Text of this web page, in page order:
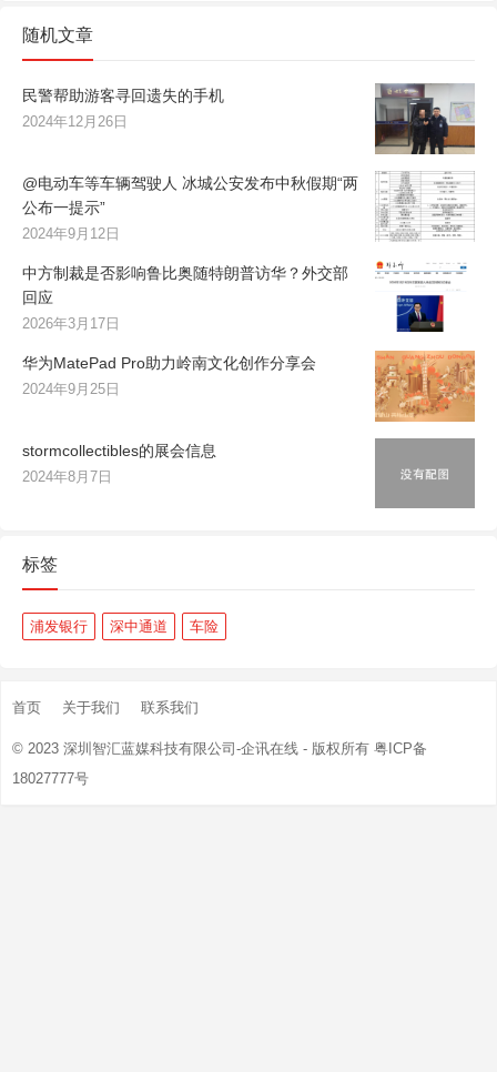
随机文章
民警帮助游客寻回遗失的手机
2024年12月26日
@电动车等车辆驾驶人 冰城公安发布中秋假期“两
公布一提示”
2024年9月12日
中方制裁是否影响鲁比奥随特朗普访华？外交部
回应
2026年3月17日
华为MatePad Pro助力岭南文化创作分享会
2024年9月25日
stormcollectibles的展会信息
2024年8月7日
标签
浦发银行 深中通道 车险
首页 关于我们 联系我们
© 2023 深圳智汇蓝媒科技有限公司-企讯在线 - 版权所有 粤ICP备
18027777号